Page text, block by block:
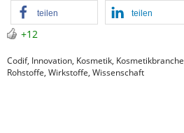
teilen teilen
+12
Codif, Innovation, Kosmetik, Kosmetikbranche
Rohstoffe, Wirkstoffe, Wissenschaft